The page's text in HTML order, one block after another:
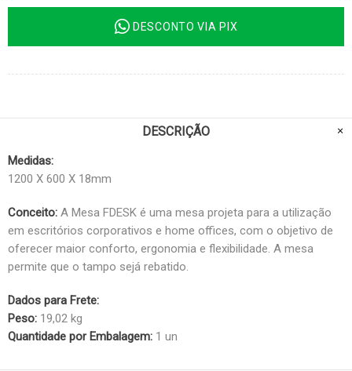
DESCONTO VIA PIX
DESCRIÇÃO
Medidas:
1200 X 600 X 18mm
Conceito: A Mesa FDESK é uma mesa projeta para a utilização
em escritórios corporativos e home offices, com o objetivo de
oferecer maior conforto, ergonomia e flexibilidade. A mesa
permite que o tampo sejá rebatido.
Dados para Frete:
Peso: 19,02 kg
Quantidade por Embalagem: 1 un